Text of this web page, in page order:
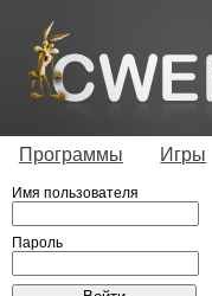
Программы Игры
Имя пользователя
Пароль